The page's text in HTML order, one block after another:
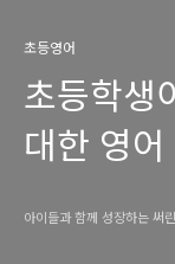
초등영어
초등학생
대한 영어
아이들과 함께 성장하는 써